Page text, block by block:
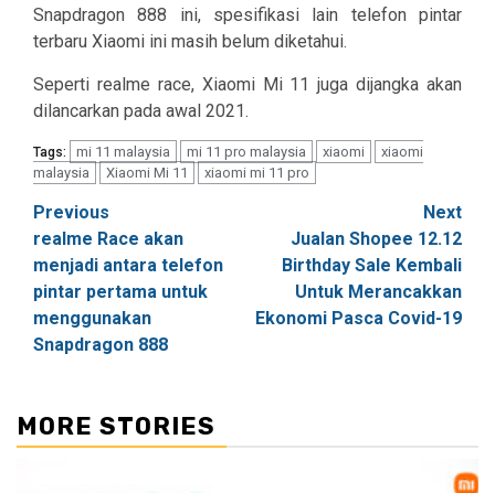
Snapdragon 888 ini, spesifikasi lain telefon pintar
terbaru Xiaomi ini masih belum diketahui.
Seperti realme race, Xiaomi Mi 11 juga dijangka akan
dilancarkan pada awal 2021.
Tags: mi 11 malaysia mi 11 pro malaysia xiaomi
xiaomi
malaysia
Xiaomi Mi 11 xiaomi mi 11 pro
Post
navigation
Previous
realme Race akan
menjadi antara telefon
pintar pertama untuk
menggunakan
Snapdragon 888
Next
Jualan Shopee 12.12
Birthday Sale Kembali
Untuk Merancakkan
Ekonomi Pasca Covid-19
MORE STORIES